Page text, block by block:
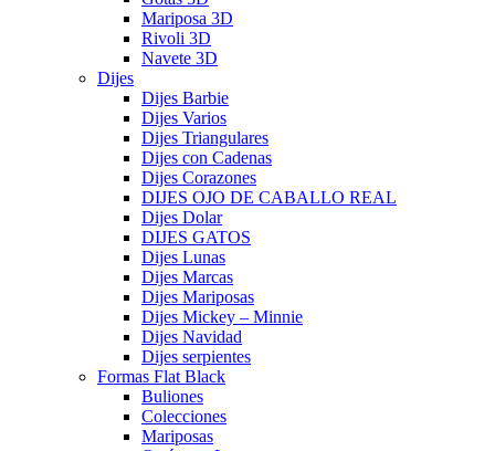
Mariposa 3D
Rivoli 3D
Navete 3D
Dijes
Dijes Barbie
Dijes Varios
Dijes Triangulares
Dijes con Cadenas
Dijes Corazones
DIJES OJO DE CABALLO REAL
Dijes Dolar
DIJES GATOS
Dijes Lunas
Dijes Marcas
Dijes Mariposas
Dijes Mickey – Minnie
Dijes Navidad
Dijes serpientes
Formas Flat Black
Buliones
Colecciones
Mariposas